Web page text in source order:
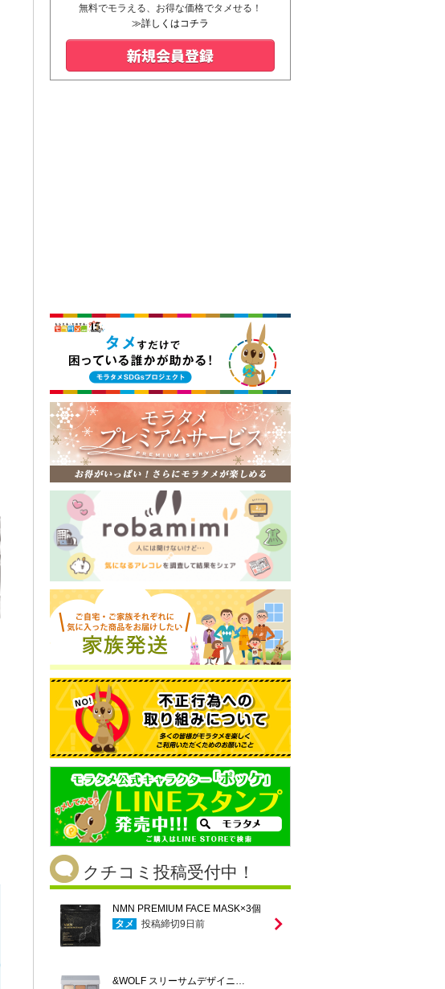
無料でモラえる、お得な価格でタメせる！
≫詳しくはコチラ
クチコミ投稿受付中！
NMN PREMIUM FACE MASK×3個
タメ
投稿締切9 日前
&WOLF スリーサムデザイニ…